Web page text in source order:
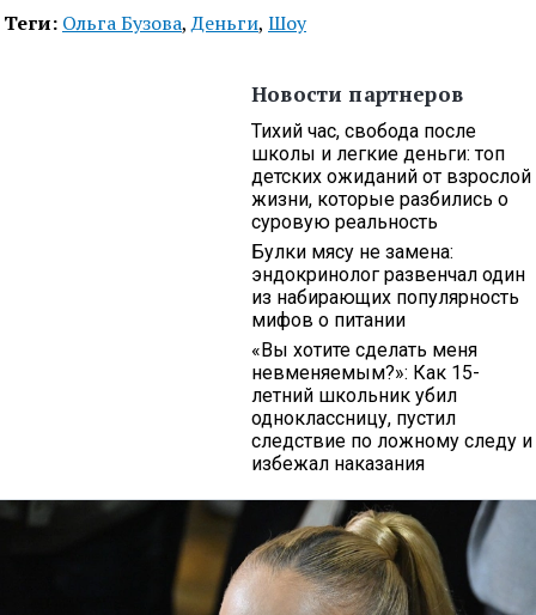
Теги: Ольга Бузова,Деньги, Шоу
Новости партнеров
Тихий час, свобода после
школы и легкие деньги: топ
детских ожиданий от взрослой
жизни, которые разбились о
суровую реальность
Булки мясу не замена:
эндокринолог развенчал один
из набирающих популярность
мифов о питании
«Вы хотите сделать меня
невменяемым?»: Как 15-
летний школьник убил
одноклассницу, пустил
следствие по ложному следу и
избежал наказания